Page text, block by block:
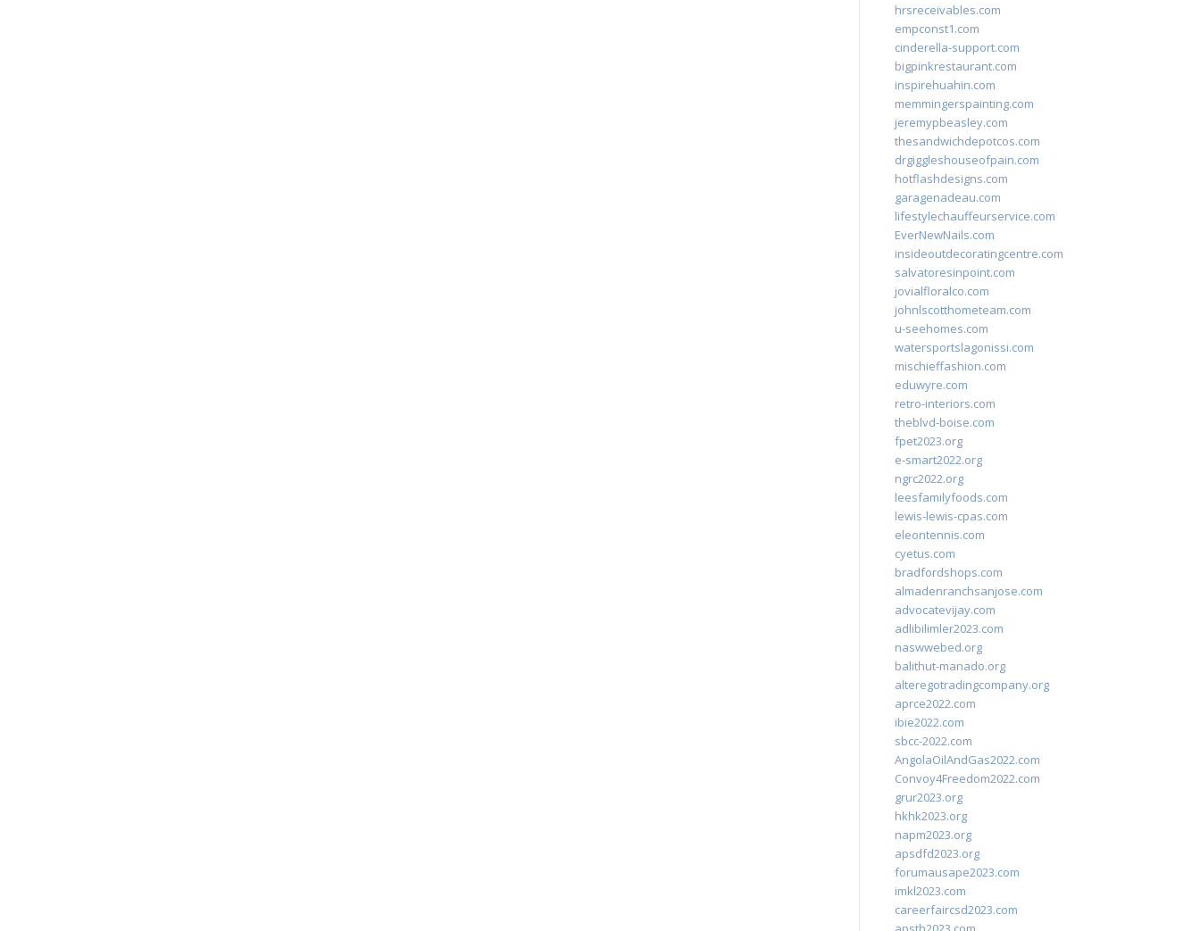
hrsreceivables.com
empconst1.com
cinderella-support.com
bigpinkrestaurant.com
inspirehuahin.com
memmingerspainting.com
jeremypbeasley.com
thesandwichdepotcos.com
drgiggleshouseofpain.com
hotflashdesigns.com
garagenadeau.com
lifestylechauffeurservice.com
EverNewNails.com
insideoutdecoratingcentre.com
salvatoresinpoint.com
jovialfloralco.com
johnlscotthometeam.com
u-seehomes.com
watersportslagonissi.com
mischieffashion.com
eduwyre.com
retro-interiors.com
theblvd-boise.com
fpet2023.org
e-smart2022.org
ngrc2022.org
leesfamilyfoods.com
lewis-lewis-cpas.com
eleontennis.com
cyetus.com
bradfordshops.com
almadenranchsanjose.com
advocatevijay.com
adlibilimler2023.com
naswwebed.org
balithut-manado.org
alteregotradingcompany.org
aprce2022.com
ibie2022.com
sbcc-2022.com
AngolaOilAndGas2022.com
Convoy4Freedom2022.com
grur2023.org
hkhk2023.org
napm2023.org
apsdfd2023.org
forumausape2023.com
imkl2023.com
careerfaircsd2023.com